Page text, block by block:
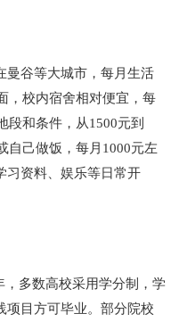
曼谷等大城市，每月生活
，校内宿舍相对便宜，每
段和条件，从1500元到
自己做饭，每月1000元左
习资料、娱乐等日常开
多数高校采用学分制，学
项目方可毕业。部分院校